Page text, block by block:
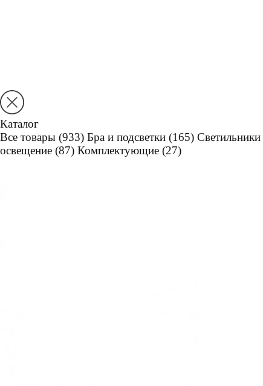
Каталог
Все товары (933) Бра и подсветки (165) Светильники
освещение (87) Комплектующие (27)